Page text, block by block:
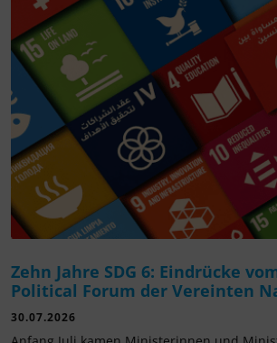
Zehn Jahre SDG 6: Eindrücke
Political Forum der Vereinten
30.07.2026